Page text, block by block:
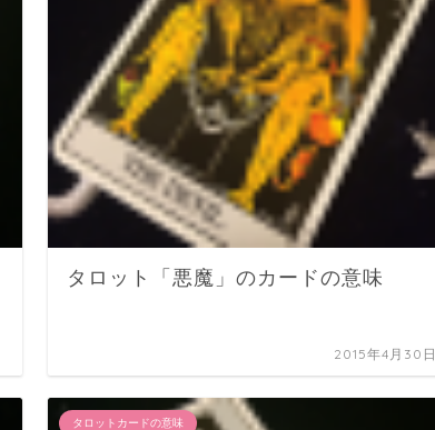
タロット「悪魔」のカードの意味
2015年4月30日
タロットカードの意味